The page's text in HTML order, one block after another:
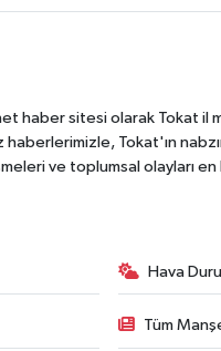
haber sitesi olarak Tokat il
haberlerimizle, Tokat'ın
ve toplumsal olayları en
Hava
Tüm